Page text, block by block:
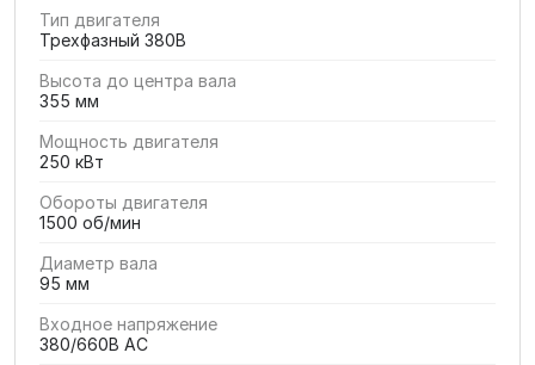
Тип двигателя
Трехфазный 380В
Высота до центра вала
355 мм
Мощность двигателя
250 кВт
Обороты двигателя
1500 об/мин
Диаметр вала
95 мм
Входное напряжение
380/660В AC